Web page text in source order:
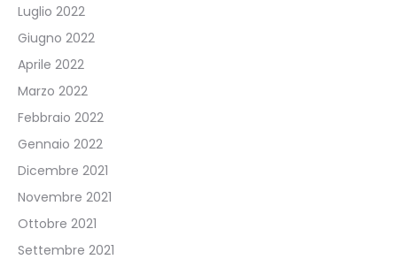
Luglio 2022
Giugno 2022
Aprile 2022
Marzo 2022
Febbraio 2022
Gennaio 2022
Dicembre 2021
Novembre 2021
Ottobre 2021
Settembre 2021